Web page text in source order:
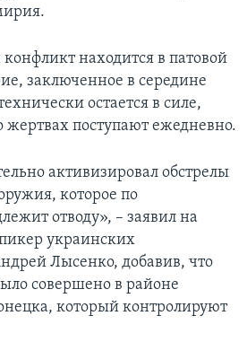
находится в патовой
заключенное в середине
остается в силе,
жертвах поступают ежедневно.
активизировал обстрелы
которое по
отводу», – заявил на
украинских
Лысенко, добавив, что
совершено в районе
который контролируют